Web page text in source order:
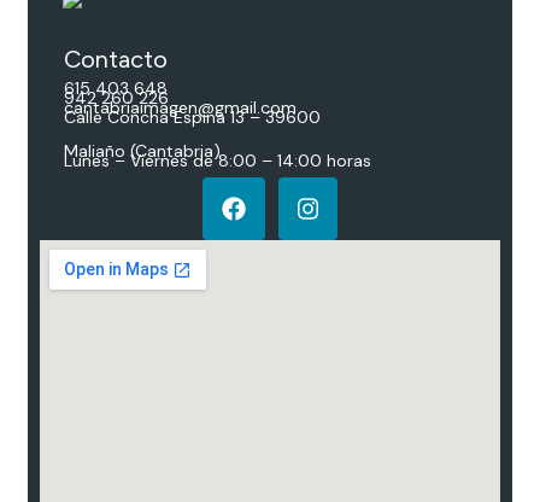
Contacto
615 403 648
942 260 226
cantabriaimagen@gmail.com
Calle Concha Espina 13 – 39600
Maliaño (Cantabria)
Lunes – Viernes de 8:00 – 14:00 horas